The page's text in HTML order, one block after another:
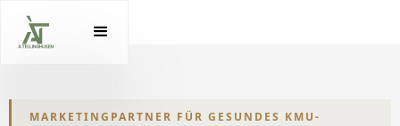
MARKETINGPARTNER FÜR GESUNDES KMU-